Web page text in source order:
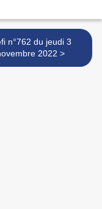
n°762 du jeudi 3
novembre 2022 >